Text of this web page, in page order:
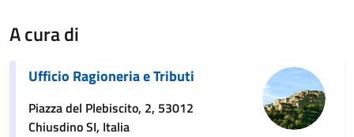
A cura di
Ufficio Ragioneria e Tributi
Piazza del Plebiscito, 2, 53012
Chiusdino SI, Italia